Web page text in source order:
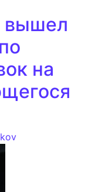
вышел
на